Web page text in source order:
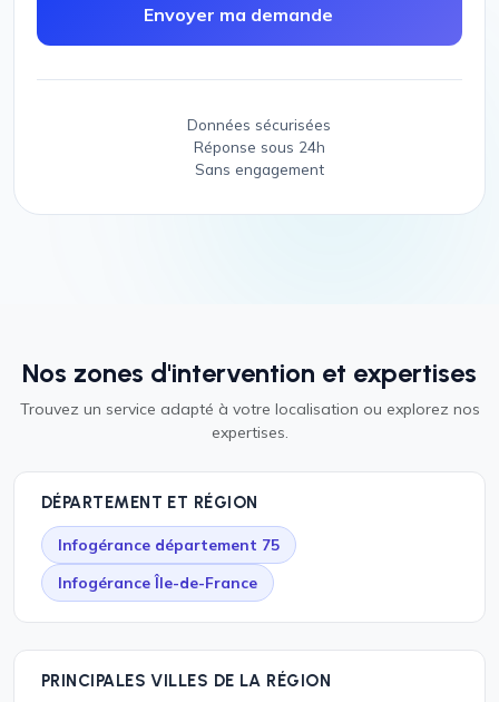
Envoyer ma demande
Données sécurisées
Réponse sous 24h
Sans engagement
Nos zones d'intervention et expertises
Trouvez un service adapté à votre localisation ou explorez nos
expertises.
DÉPARTEMENT ET RÉGION
Infogérance département 75
Infogérance Île-de-France
PRINCIPALES VILLES DE LA RÉGION